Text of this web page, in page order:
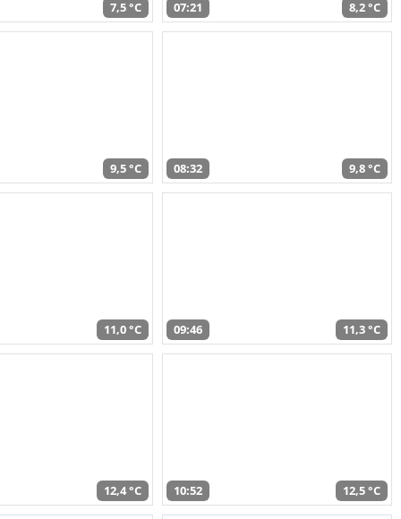
7,5 °C 07:21 8,2 °C
9,5 °C 08:32 9,8 °C
11,0 °C 09:46 11,3 °C
12,4 °C 10:52 12,5 °C